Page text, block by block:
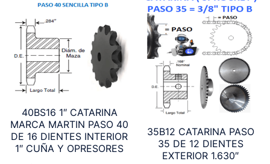
40BS16 1″ CATARINA
MARCA MARTIN PASO 40
DE 16 DIENTES INTERIOR
1″ CUÑA Y OPRESORES
35B12 CATARINA PASO
35 DE 12 DIENTES
EXTERIOR 1.630″